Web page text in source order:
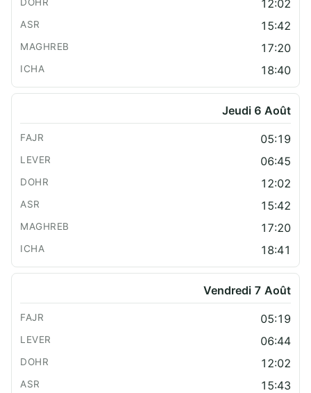
12:02
15:42
17:20
18:40
Jeudi 6 Août
05:19
06:45
12:02
15:42
17:20
18:41
Vendredi 7 Août
05:19
06:44
12:02
15:43